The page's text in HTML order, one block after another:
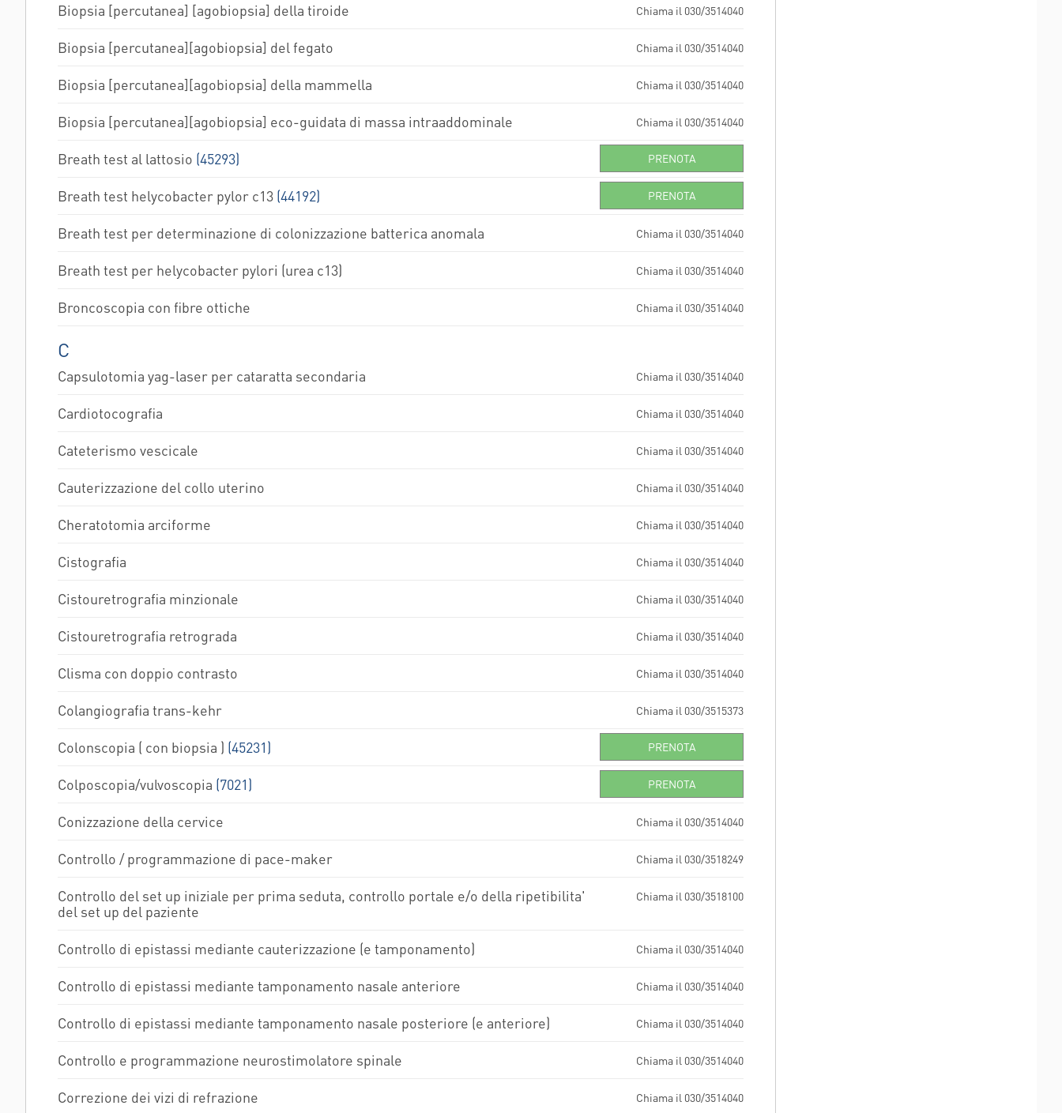
Biopsia [percutanea] [agobiopsia] della tiroide Chiama il 030/3514040
Biopsia [percutanea][agobiopsia] del fegato Chiama il 030/3514040
Biopsia [percutanea][agobiopsia] della mammella Chiama il 030/3514040
Biopsia [percutanea][agobiopsia] eco-guidata di massa intraaddominale Chiama il 030/3514040
Breath test al lattosio (45293) PRENOTA
Breath test helycobacter pylor c13 (44192) PRENOTA
Breath test per determinazione di colonizzazione batterica anomala Chiama il 030/3514040
Breath test per helycobacter pylori (urea c13) Chiama il 030/3514040
Broncoscopia con fibre ottiche Chiama il 030/3514040
C
Capsulotomia yag-laser per cataratta secondaria Chiama il 030/3514040
Cardiotocografia Chiama il 030/3514040
Cateterismo vescicale Chiama il 030/3514040
Cauterizzazione del collo uterino Chiama il 030/3514040
Cheratotomia arciforme Chiama il 030/3514040
Cistografia Chiama il 030/3514040
Cistouretrografia minzionale Chiama il 030/3514040
Cistouretrografia retrograda Chiama il 030/3514040
Clisma con doppio contrasto Chiama il 030/3514040
Colangiografia trans-kehr Chiama il 030/3515373
Colonscopia ( con biopsia ) (45231) PRENOTA
Colposcopia/vulvoscopia (7021) PRENOTA
Conizzazione della cervice Chiama il 030/3514040
Controllo / programmazione di pace-maker Chiama il 030/3518249
Controllo del set up iniziale per prima seduta, controllo portale e/o della ripetibilita'
del set up del paziente
Chiama il 030/3518100
Controllo di epistassi mediante cauterizzazione (e tamponamento) Chiama il 030/3514040
Controllo di epistassi mediante tamponamento nasale anteriore Chiama il 030/3514040
Controllo di epistassi mediante tamponamento nasale posteriore (e anteriore) Chiama il 030/3514040
Controllo e programmazione neurostimolatore spinale Chiama il 030/3514040
Correzione dei vizi di refrazione Chiama il 030/3514040